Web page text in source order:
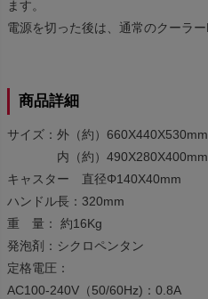
ます。
電源を切った後は、通常のクーラ
商品詳細
サイズ：外（約）660X440X530mm
内（約）490X280X400mm
キャスター 直径Φ140X40mm
ハンドル長：320mm
重 量： 約16Kg
発泡剤：シクロペンタン
定格電圧：
AC100-240V（50/60Hz)：0.8A